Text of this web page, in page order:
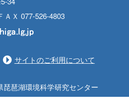
ＡＸ 077-526-4803
サイトのご利用について
琶湖環境科学研究センター